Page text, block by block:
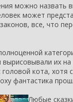
можно назвать
может
все, что
их
кота,
фантастика
Любые